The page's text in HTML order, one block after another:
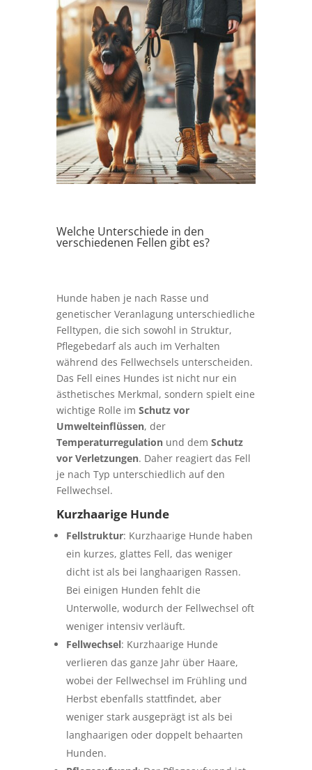
Welche Unterschiede in den
verschiedenen Fellen gibt es?
Hunde haben je nach Rasse und
genetischer Veranlagung unterschiedliche
Felltypen, die sich sowohl in Struktur,
Pflegebedarf als auch im Verhalten
während des Fellwechsels unterscheiden.
Das Fell eines Hundes ist nicht nur ein
ästhetisches Merkmal, sondern spielt eine
wichtige Rolle im Schutz vor
Umwelteinflüssen, der
Temperaturregulationund dem Schutz
vor Verletzungen. Daher reagiert das Fell
je nach Typ unterschiedlich auf den
Fellwechsel.
Kurzhaarige Hunde
Fellstruktur: Kurzhaarige Hunde haben
ein kurzes, glattes Fell, das weniger
dicht ist als bei langhaarigen Rassen.
Bei einigen Hunden fehlt die
Unterwolle, wodurch der Fellwechsel oft
weniger intensiv verläuft.
Fellwechsel: Kurzhaarige Hunde
verlieren das ganze Jahr über Haare,
wobei der Fellwechsel im Frühling und
Herbst ebenfalls stattfindet, aber
weniger stark ausgeprägt ist als bei
langhaarigen oder doppelt behaarten
Hunden.